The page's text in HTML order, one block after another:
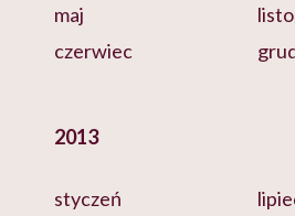
maj
czerwiec
2013
styczeń